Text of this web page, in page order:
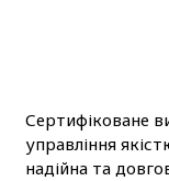
Сертифіковане
управління
надійна та